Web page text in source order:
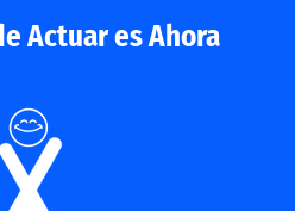
Actuar es Ahora